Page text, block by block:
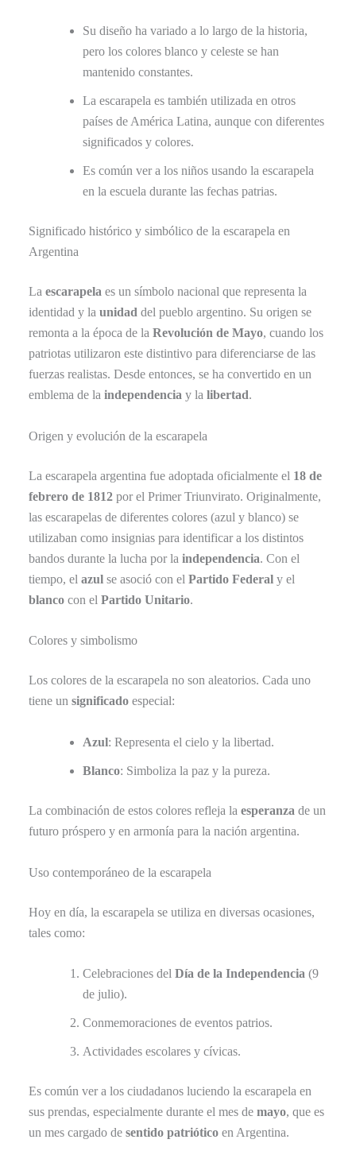
Su diseño ha variado a lo largo de la historia,
pero los colores blanco y celeste se han
mantenido constantes.
La escarapela es también utilizada en otros
países de América Latina, aunque con diferentes
significados y colores.
Es común ver a los niños usando la escarapela
en la escuela durante las fechas patrias.
Significado histórico y simbólico de la escarapela en
Argentina
La escarapela es un símbolo nacional que representa la
identidad y la unidad del pueblo argentino. Su origen se
remonta a la época de la Revolución de Mayo, cuando los
patriotas utilizaron este distintivo para diferenciarse de las
fuerzas realistas. Desde entonces, se ha convertido en un
emblema de la independencia y la libertad.
Origen y evolución de la escarapela
La escarapela argentina fue adoptada oficialmente el 18 de
febrero de 1812 por el Primer Triunvirato. Originalmente,
las escarapelas de diferentes colores (azul y blanco) se
utilizaban como insignias para identificar a los distintos
bandos durante la lucha por la independencia. Con el
tiempo, el azul se asoció con el Partido Federal y el
blanco con el Partido Unitario.
Colores y simbolismo
Los colores de la escarapela no son aleatorios. Cada uno
tiene un significado especial:
Azul: Representa el cielo y la libertad.
Blanco: Simboliza la paz y la pureza.
La combinación de estos colores refleja la esperanza de un
futuro próspero y en armonía para la nación argentina.
Uso contemporáneo de la escarapela
Hoy en día, la escarapela se utiliza en diversas ocasiones,
tales como:
Celebraciones del Día de la Independencia (9
de julio).
Conmemoraciones de eventos patrios.
Actividades escolares y cívicas.
Es común ver a los ciudadanos luciendo la escarapela en
sus prendas, especialmente durante el mes de mayo, que es
un mes cargado de sentido patriótico en Argentina.